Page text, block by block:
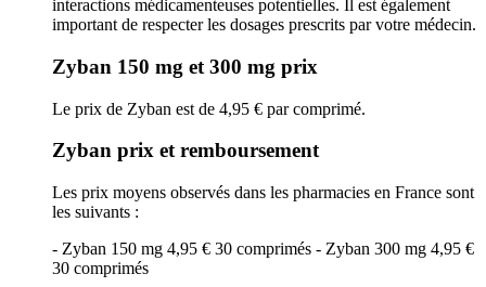
interactions médicamenteuses potentielles. Il est également
important de respecter les dosages prescrits par votre médecin.
Zyban 150 mg et 300 mg prix
Le prix de Zyban est de 4,95 € par comprimé.
Zyban prix et remboursement
Les prix moyens observés dans les pharmacies en France sont
les suivants :
- Zyban 150 mg 4,95 € 30 comprimés - Zyban 300 mg 4,95 €
30 comprimés